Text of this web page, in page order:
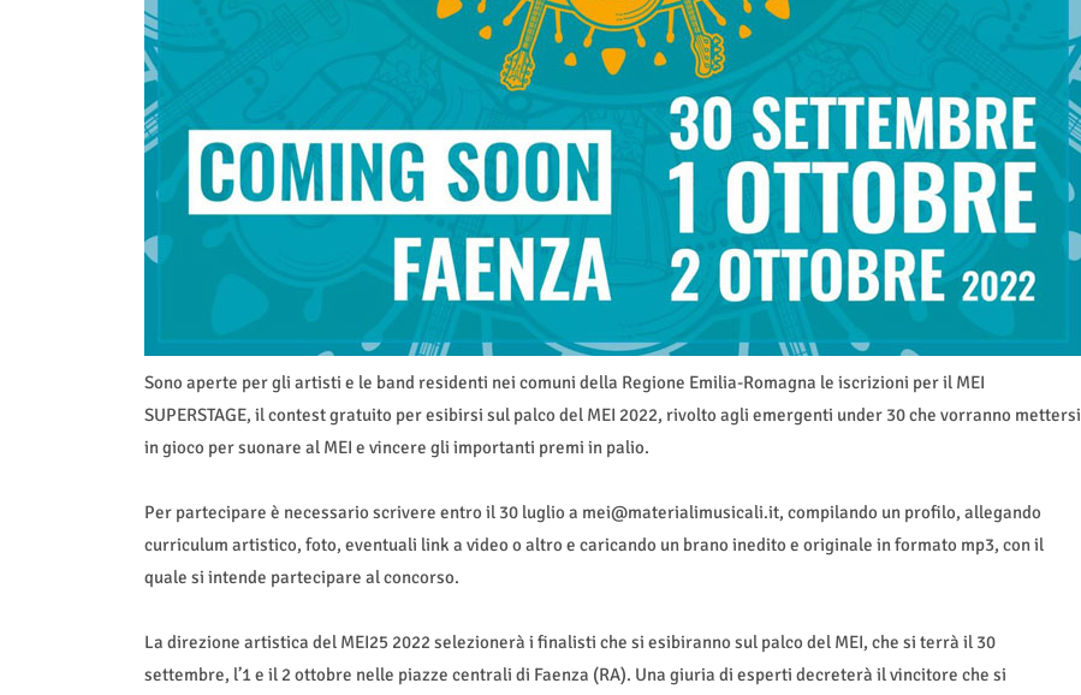
Sono aperte per gli artisti e le band residenti nei comuni della Regione Emilia-Romagna le iscrizioni per il MEI
SUPERSTAGE, il contest gratuito per esibirsi sul palco del MEI 2022, rivolto agli emergenti under 30 che vorranno mettersi
in gioco per suonare al MEI e vincere gli importanti premi in palio.
Per partecipare è necessario scrivere entro il 30 luglio a mei@materialimusicali.it, compilando un profilo, allegando
curriculum artistico, foto, eventuali link a video o altro e caricando un brano inedito e originale in formato mp3, con il
quale si intende partecipare al concorso.
La direzione artistica del MEI25 2022 selezionerà i finalisti che si esibiranno sul palco del MEI, che si terrà il 30
settembre, l’1 e il 2 ottobre nelle piazze centrali di Faenza (RA). Una giuria di esperti decreterà il vincitore che si